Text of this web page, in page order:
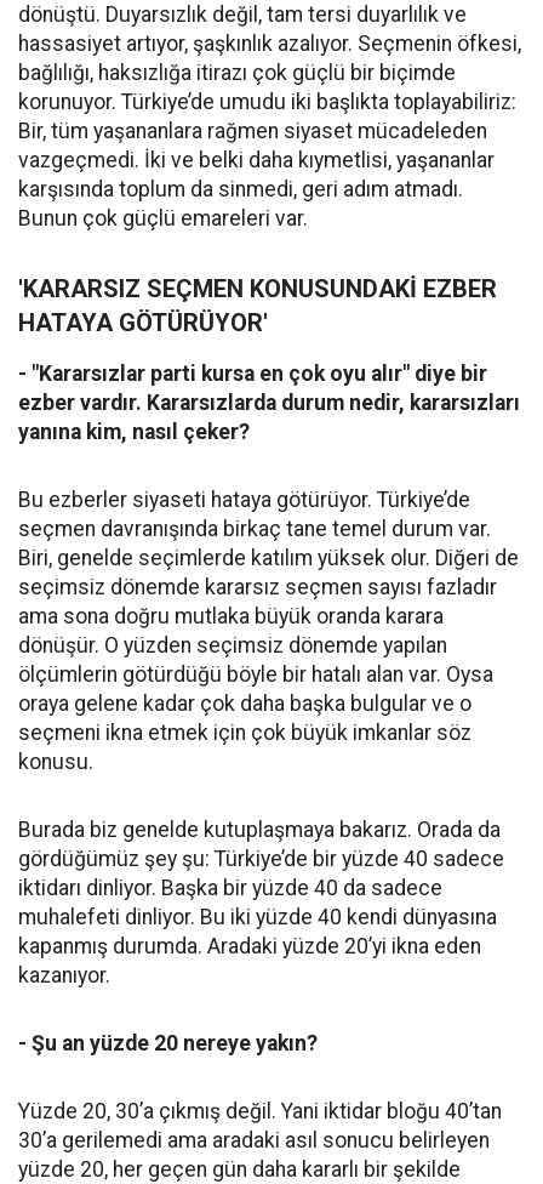
dönüştü. Duyarsızlık değil, tam tersi duyarlılık ve
hassasiyet artıyor, şaşkınlık azalıyor. Seçmenin öfkesi,
bağlılığı, haksızlığa itirazı çok güçlü bir biçimde
korunuyor. Türkiye’de umudu iki başlıkta toplayabiliriz:
Bir, tüm yaşananlara rağmen siyaset mücadeleden
vazgeçmedi. İki ve belki daha kıymetlisi, yaşananlar
karşısında toplum da sinmedi, geri adım atmadı.
Bunun çok güçlü emareleri var.
'KARARSIZ SEÇMEN KONUSUNDAKİ EZBER
HATAYA GÖTÜRÜYOR'
- "Kararsızlar parti kursa en çok oyu alır" diye bir
ezber vardır. Kararsızlarda durum nedir, kararsızları
yanına kim, nasıl çeker?
Bu ezberler siyaseti hataya götürüyor. Türkiye’de
seçmen davranışında birkaç tane temel durum var.
Biri, genelde seçimlerde katılım yüksek olur. Diğeri de
seçimsiz dönemde kararsız seçmen sayısı fazladır
ama sona doğru mutlaka büyük oranda karara
dönüşür. O yüzden seçimsiz dönemde yapılan
ölçümlerin götürdüğü böyle bir hatalı alan var. Oysa
oraya gelene kadar çok daha başka bulgular ve o
seçmeni ikna etmek için çok büyük imkanlar söz
konusu.
Burada biz genelde kutuplaşmaya bakarız. Orada da
gördüğümüz şey şu: Türkiye’de bir yüzde 40 sadece
iktidarı dinliyor. Başka bir yüzde 40 da sadece
muhalefeti dinliyor. Bu iki yüzde 40 kendi dünyasına
kapanmış durumda. Aradaki yüzde 20’yi ikna eden
kazanıyor.
- Şu an yüzde 20 nereye yakın?
Yüzde 20, 30’a çıkmış değil. Yani iktidar bloğu 40’tan
30’a gerilemedi ama aradaki asıl sonucu belirleyen
yüzde 20, her geçen gün daha kararlı bir şekilde